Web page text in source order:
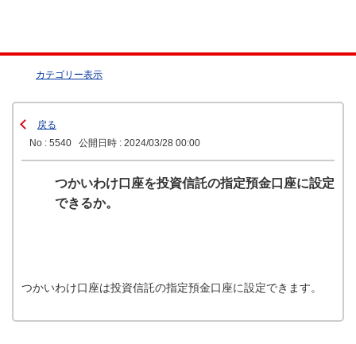
カテゴリー表示
戻る
No : 5540
公開日時 : 2024/03/28 00:00
つかいわけ口座を投資信託の指定預金口座に設定
できるか。
つかいわけ口座は投資信託の指定預金口座に設定できます。